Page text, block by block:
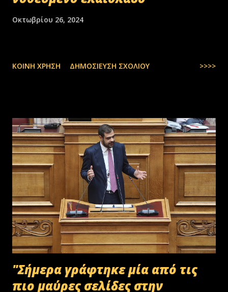
Οκτωβρίου 26, 2024
ΚΟΙΝΉ ΧΡΉΣΗ ΔΗΜΟΣΊΕΥΣΗ ΣΧΟΛΊΟΥ >>>>
"Σήμερα γράφτηκε μία από τις
πιο μαύρες σελίδες στην